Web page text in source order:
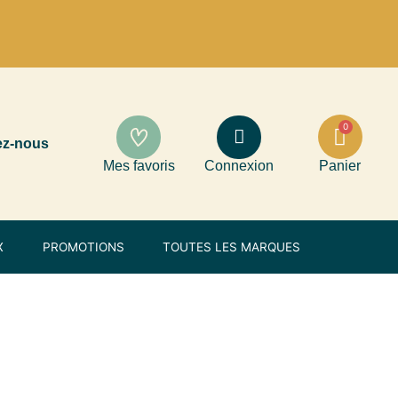
nous
Mes favoris
Connexion Panier
PROMOTIONS TOUTES LES MARQUES